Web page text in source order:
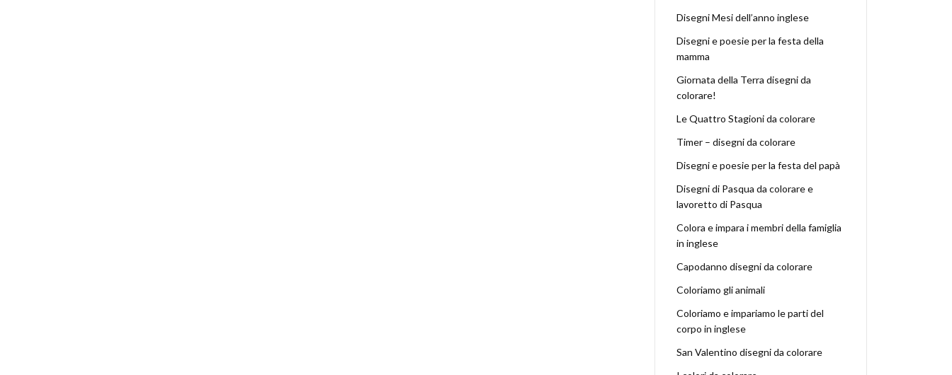
Disegni Mesi dell’anno inglese
Disegni e poesie per la festa della
mamma
Giornata della Terra disegni da
colorare!
Le Quattro Stagioni da colorare
Timer – disegni da colorare
Disegni e poesie per la festa del papà
Disegni di Pasqua da colorare e
lavoretto di Pasqua
Colora e impara i membri della famiglia
in inglese
Capodanno disegni da colorare
Coloriamo gli animali
Coloriamo e impariamo le parti del
corpo in inglese
San Valentino disegni da colorare